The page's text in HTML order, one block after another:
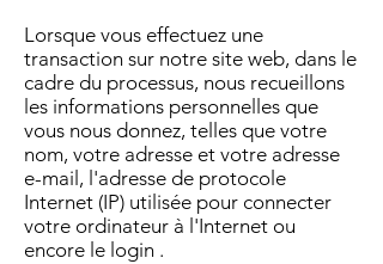
Lorsque vous effectuez une
transaction sur notre site web, dans le
cadre du processus, nous recueillons
les informations personnelles que
vous nous donnez, telles que votre
nom, votre adresse et votre adresse
e-mail, l'adresse de protocole
Internet (IP) utilisée pour connecter
votre ordinateur à l'Internet ou
encore le login .